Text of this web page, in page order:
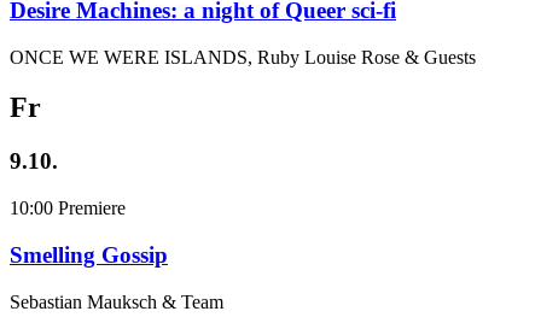
Desire Machines: a night of Queer sci-fi
ONCE WE WERE ISLANDS, Ruby Louise Rose & Guests
Fr
9.10.
10:00 Premiere
Smelling Gossip
Sebastian Mauksch & Team